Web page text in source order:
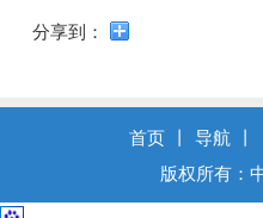
分享到：
首页 丨 导航 丨
版权所有：